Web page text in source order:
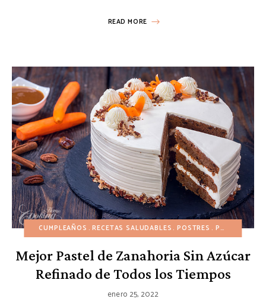
READ MORE
CUMPLEAÑOS RECETAS SALUDABLES POSTRES POSTRES FÁCILES
Mejor Pastel de Zanahoria Sin Azúcar
Refinado de Todos los Tiempos
enero 25, 2022